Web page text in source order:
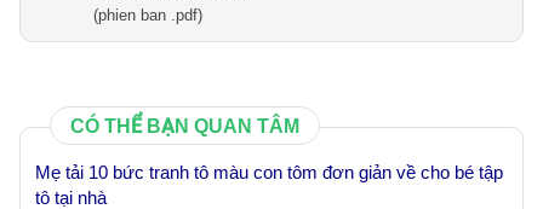
(phien ban .pdf)
CÓ THỂ BẠN QUAN TÂM
Mẹ tải 10 bức tranh tô màu con tôm đơn giản về cho bé tập
tô tại nhà